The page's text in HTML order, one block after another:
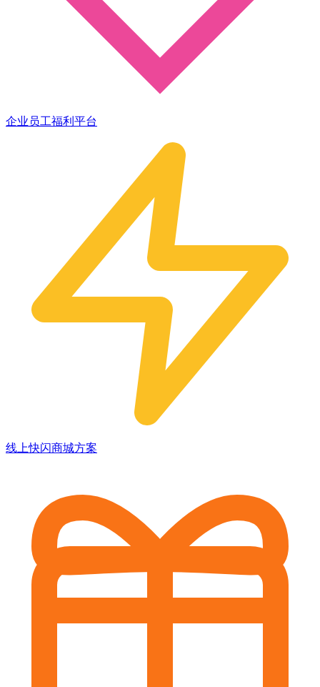
企业员工福利平台
线上快闪商城方案